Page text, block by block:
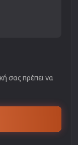
σας πρέπει να